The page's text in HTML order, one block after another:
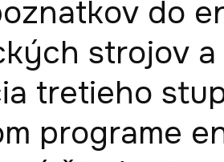
do
strojov a
tretieho
programe